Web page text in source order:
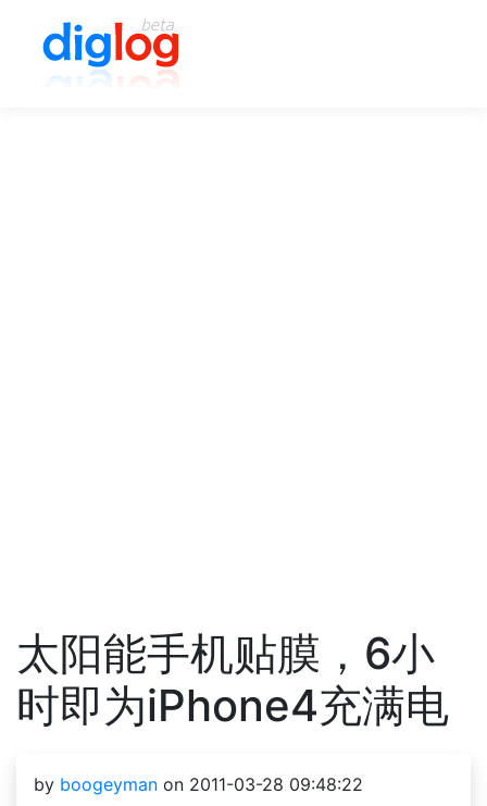
太阳能手机贴膜，6小
时即为iPhone4充满电
by boogeyman on 2011-03-28 09:48:22